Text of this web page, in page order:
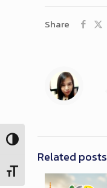
Toggle High Contrast
Toggle Font size
Share
Related posts